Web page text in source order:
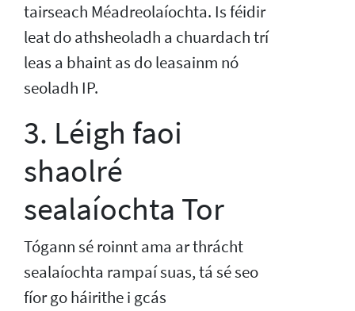
tairseach Méadreolaíochta. Is féidir
leat do athsheoladh a chuardach trí
leas a bhaint as do leasainm nó
seoladh IP.
3. Léigh faoi
shaolré
sealaíochta Tor
Tógann sé roinnt ama ar thrácht
sealaíochta rampaí suas, tá sé seo
fíor go háirithe i gcás